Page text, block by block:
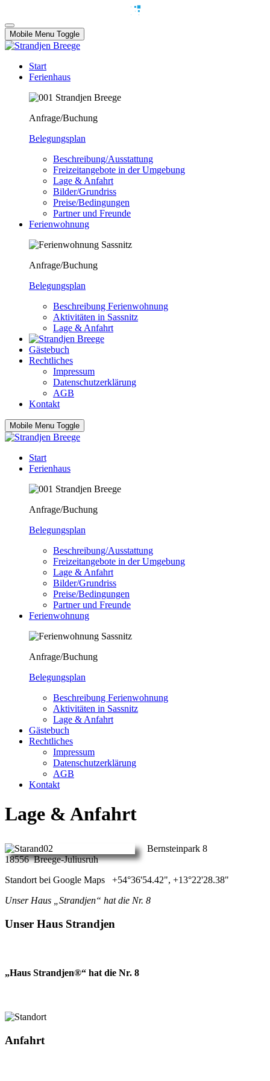
Mobile Menu Toggle
Start
Ferienhaus
Anfrage/Buchung
Belegungsplan
Beschreibung/Ausstattung
Freizeitangebote in der Umgebung
Lage & Anfahrt
Bilder/Grundriss
Preise/Bedingungen
Partner und Freunde
Ferienwohnung
Anfrage/Buchung
Belegungsplan
Beschreibung Ferienwohnung
Aktivitäten in Sassnitz
Lage & Anfahrt
Gästebuch
Rechtliches
Impressum
Datenschutzerklärung
AGB
Kontakt
Mobile Menu Toggle
Start
Ferienhaus
Anfrage/Buchung
Belegungsplan
Beschreibung/Ausstattung
Freizeitangebote in der Umgebung
Lage & Anfahrt
Bilder/Grundriss
Preise/Bedingungen
Partner und Freunde
Ferienwohnung
Anfrage/Buchung
Belegungsplan
Beschreibung Ferienwohnung
Aktivitäten in Sassnitz
Lage & Anfahrt
Gästebuch
Rechtliches
Impressum
Datenschutzerklärung
AGB
Kontakt
Lage & Anfahrt
Bernsteinpark 8
18556 Breege-Juliusruh
Standort bei Google Maps +54°36'54.42", +13°22'28.38"
Unser Haus „Strandjen“ hat die Nr. 8
Unser Haus Strandjen
„Haus Strandjen®“ hat die Nr. 8
Anfahrt